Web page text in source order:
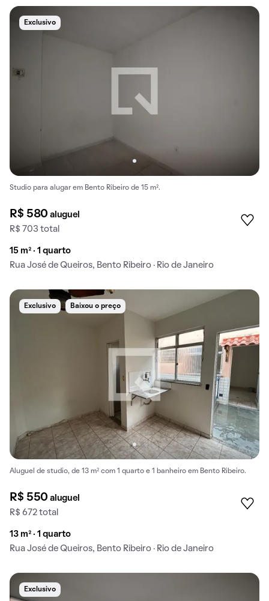
Exclusivo
Studio para alugar em Bento Ribeiro de 15 m².
R$ 580aluguel
R$ 703 total
15 m² · 1 quarto
Rua José de Queiros, Bento Ribeiro · Rio de Janeiro
Exclusivo Baixou o preço
Aluguel de studio, de 13 m² com 1 quarto e 1 banheiro em Bento Ribeiro.
R$ 550aluguel
R$ 672 total
13 m² · 1 quarto
Rua José de Queiros, Bento Ribeiro · Rio de Janeiro
Exclusivo